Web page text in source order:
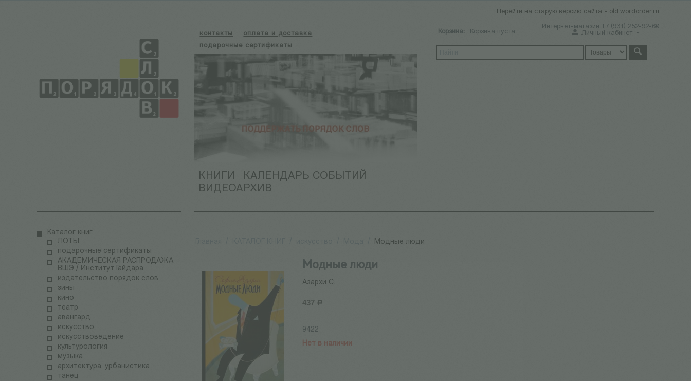
Перейти на старую версию сайта - old.wordorder.ru
Интернет-магазин +7 (931) 252-92-60
контакты
оплата и доставка
подарочные сертификаты
КНИГИ
КАЛЕНДАРЬ СОБЫТИЙ
ВИДЕОАРХИВ
Корзина: Корзина пуста Личный кабинет
Каталог книг
ЛОТЫ
подарочные сертификаты
АКАДЕМИЧЕСКАЯ РАСПРОДАЖА
ВШЭ / Институт Гайдара
издательство порядок слов
зины
кино
театр
авангард
искусство
искусствоведение
культурология
музыка
архитектура, урбанистика
танец
Модные люди
Модные люди
Азархи С.
437 Р
9422
Нет в наличии